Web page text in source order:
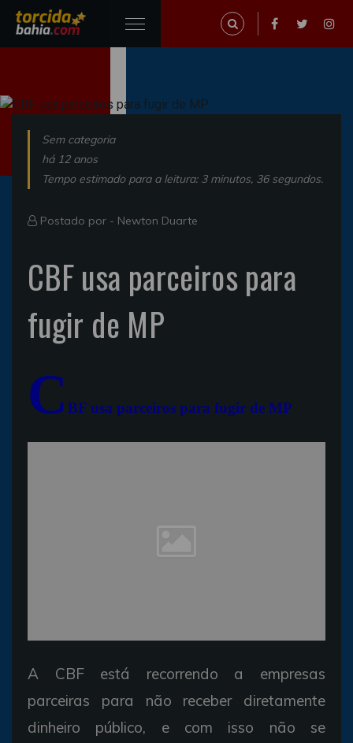
Sem categoria
há 12 anos
Tempo estimado para a leitura: 3 minutos, 36 segundos.
Postado por - Newton Duarte
CBF usa parceiros para
fugir de MP
C BF usa parceiros para fugir de MP
A CBF está recorrendo a empresas
parceiras para não receber diretamente
dinheiro público, e com isso não se